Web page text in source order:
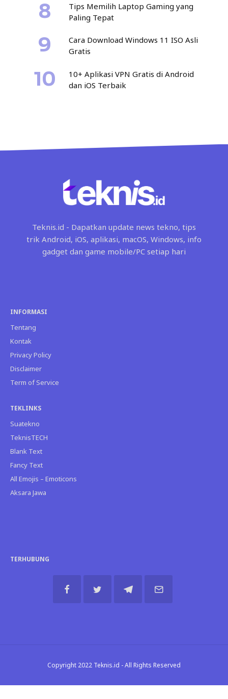
Tips Memilih Laptop Gaming yang
Paling Tepat
Cara Download Windows 11 ISO Asli
Gratis
10+ Aplikasi VPN Gratis di Android
dan iOS Terbaik
Teknis.id - Dapatkan update news tekno, tips
trik Android, iOS, aplikasi, macOS, Windows, info
gadget dan game mobile/PC setiap hari
INFORMASI
Tentang
Kontak
Privacy Policy
Disclaimer
Term of Service
TEKLINKS
Suatekno
TeknisTECH
Blank Text
Fancy Text
All Emojis – Emoticons
Aksara Jawa
TERHUBUNG
Copyright 2022 Teknis.id - All Rights Reserved